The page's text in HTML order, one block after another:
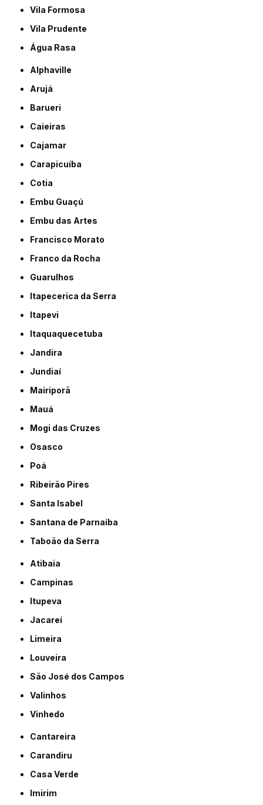
Vila Formosa
Vila Prudente
Água Rasa
Alphaville
Arujá
Barueri
Caieiras
Cajamar
Carapicuíba
Cotia
Embu Guaçú
Embu das Artes
Francisco Morato
Franco da Rocha
Guarulhos
Itapecerica da Serra
Itapevi
Itaquaquecetuba
Jandira
Jundiaí
Mairiporã
Mauá
Mogi das Cruzes
Osasco
Poá
Ribeirão Pires
Santa Isabel
Santana de Parnaíba
Taboão da Serra
Atibaia
Campinas
Itupeva
Jacareí
Limeira
Louveira
São José dos Campos
Valinhos
Vinhedo
Cantareira
Carandiru
Casa Verde
Imirim